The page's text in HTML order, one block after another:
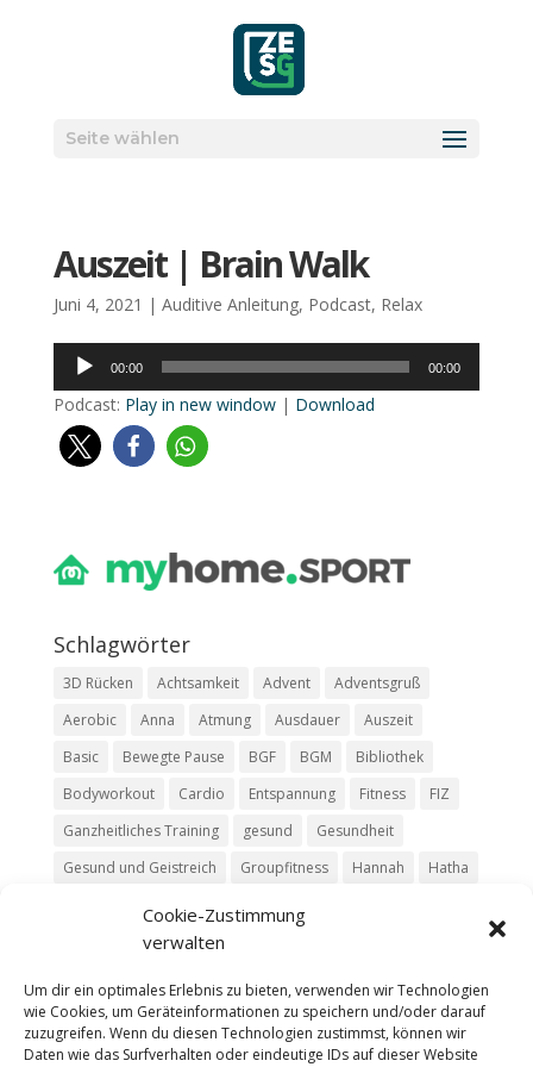
Cookie-Zustimmung
verwalten
Um dir ein optimales Erlebnis zu bieten, verwenden wir Technologien
wie Cookies, um Geräteinformationen zu speichern und/oder darauf
zuzugreifen. Wenn du diesen Technologien zustimmst, können wir
Daten wie das Surfverhalten oder eindeutige IDs auf dieser Website
Seite wählen
Aus­zeit | Brain Walk
Juni 4, 2021 | Auditive Anleitung, Podcast, Relax
Audio-
Player
00:00 00:00
Pod­cast: Play in new win­dow| Down­load
Schlag­wör­ter
3D Rücken Achtsamkeit Advent
Adventsgruß
Aerobic
Anna Atmung Ausdauer
Auszeit
Basic
Bewegte Pause BGF BGM
Bibliothek
Bodyworkout
Cardio Entspannung Fitness
FIZ
Ganzheitliches Training
gesund
Gesundheit
Gesund und Geistreich
Groupfitness Hannah
Hatha
Move Pause
Vinyasa
Yoga